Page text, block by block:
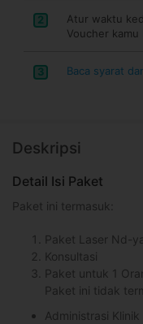
2
Atur waktu
Voucher kamu
3 Baca syarat
Deskripsi
Detail Isi Paket
Paket ini termasuk:
Paket Laser Nd-
Konsultasi
Paket untuk 1
Paket ini tidak
Administrasi Klinik